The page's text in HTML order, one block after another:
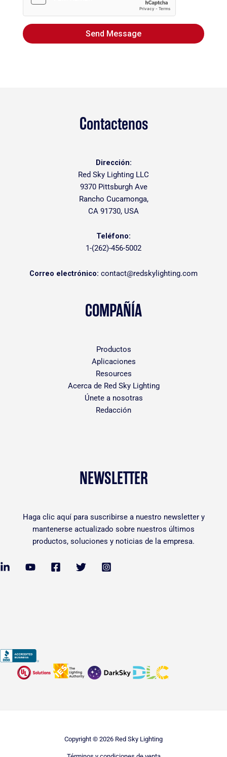
Send Message
Contactenos
Dirección:
Red Sky Lighting LLC
9370 Pittsburgh Ave
Rancho Cucamonga,
CA 91730, USA
Teléfono:
1-(262)-456-5002
Correo electrónico: contact@redskylighting.com
COMPAÑÍA
Productos
Aplicaciones
Resources
Acerca de Red Sky Lighting
Únete a nosotras
Redacción
NEWSLETTER
Haga clic aquípara suscribirse a nuestro newsletter y
mantenerse actualizado sobre nuestros últimos
productos, soluciones y noticias de la empresa.
Copyright © 2026 Red Sky Lighting